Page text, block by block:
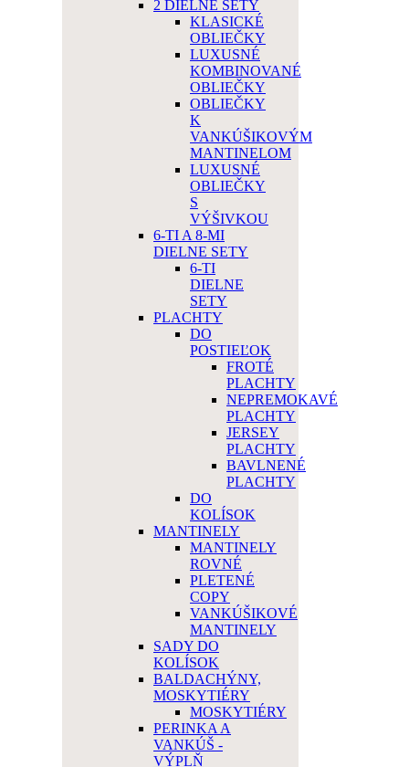
2 DIELNE SETY
KLASICKÉ
OBLIEČKY
LUXUSNÉ
KOMBINOVANÉ
OBLIEČKY
OBLIEČKY
K
VANKÚŠIKOVÝM
MANTINELOM
LUXUSNÉ
OBLIEČKY
S
VÝŠIVKOU
6-TI A 8-MI
DIELNE SETY
6-TI
DIELNE
SETY
PLACHTY
DO
POSTIEĽOK
FROTÉ
PLACHTY
NEPREMOKAVÉ
PLACHTY
JERSEY
PLACHTY
BAVLNENÉ
PLACHTY
DO
KOLÍSOK
MANTINELY
MANTINELY
ROVNÉ
PLETENÉ
COPY
VANKÚŠIKOVÉ
MANTINELY
SADY DO
KOLÍSOK
BALDACHÝNY,
MOSKYTIÉRY
MOSKYTIÉRY
PERINKA A
VANKÚŠ -
VÝPLŇ